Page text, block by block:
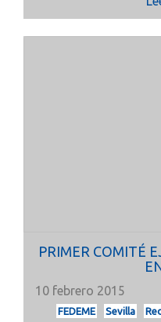
PRIMER COMITÉ
10 febrero 2015
FEDEME Sevilla